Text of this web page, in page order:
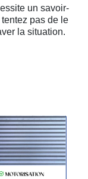
un savoir-
pas de le
la situation.